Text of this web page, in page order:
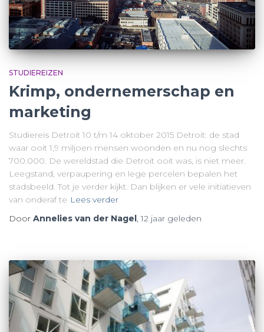
STUDIEREIZEN
Krimp, ondernemerschap en
marketing
Studiereis Detroit 10 t/m 14 oktober 2015 Detroit: de stad
waar ooit 1,9 miljoen mensen woonden en nu nog slechts
700.000. De wereldstad die Detroit ooit was, is niet meer.
Leegstand, verpaupering en lege percelen bepalen het
stadsbeeld. Tot je verder kijkt. Dan blijken er vele initiatieven
van onderaf te Lees verder
Door Annelies van der Nagel,12 jaar geleden